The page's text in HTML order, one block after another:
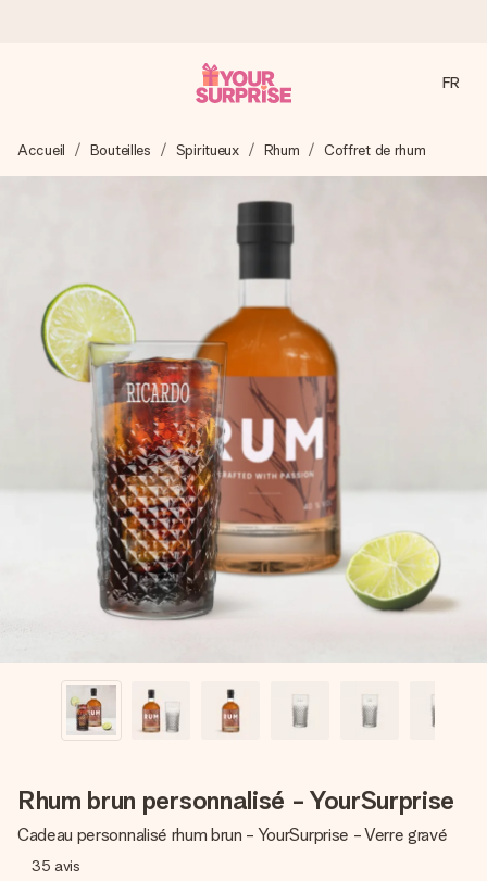
Nous préparons votre cadeau avec attention et l’envoyons
en un éclair – pour que vous puissiez l’offrir au bon moment,
4,9 (sur la base de +15 000 avis)
Nos cadeaux sont appréciés. Les clients nous attribuent
une note de 4,9 sur Google Reviews (total de tous les
pays où nous sommes présents).
Carte de vœux gratuite
Créez quelque chose d’unique en quelques étapes – avec
son prénom, votre photo ou un message qui touche le cœur.
Sans complications, juste tout l’amour pour le moment idéal.
FR
Accueil Bouteilles Spiritueux Rhum Coffret de rhum
Rhum brun personnalisé - YourSurprise
Cadeau personnalisé rhum brun - YourSurprise - Verre gravé
35 avis